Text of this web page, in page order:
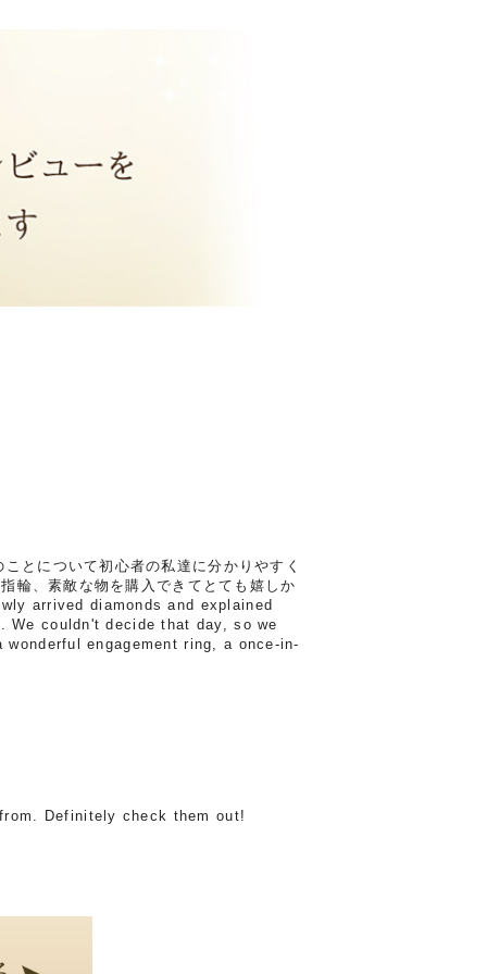
とについて初心者の私達に分かりやすく
輪、素敵な物を購入できてとても嬉しか
arrived diamonds and explained
We couldn't decide that day, so we
engagement ring, a once-in-
Definitely check them out!